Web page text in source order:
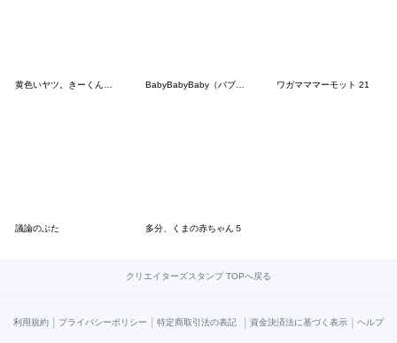
黄色いヤツ。きーくんのお誘い。 BabyBabyBaby（バブりたい時） ワガマママーモット 21
議論のぶた 多分、くまの赤ちゃん５
クリエイターズスタンプ TOPへ戻る
利用規約 | プライバシーポリシー | 特定商取引法の表記 | 資金決済法に基づく表示 | ヘルプ